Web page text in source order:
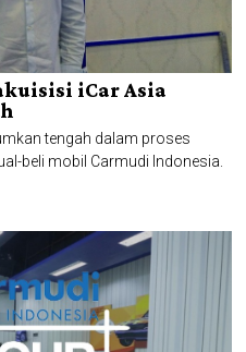
iCar Asia
tengah dalam proses
beli mobil Carmudi Indonesia.